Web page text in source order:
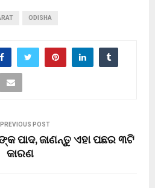
ODISHA
PREVIOUS POST
ପାଦ, ଜାଣନ୍ତୁ ଏହା ପଛର ୩ଟି
କାରଣ